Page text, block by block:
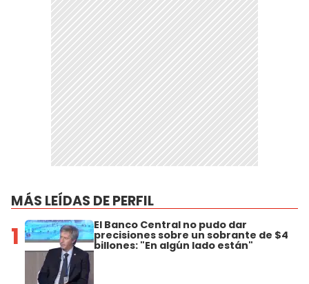
MÁS LEÍDAS DE PERFIL
1 El Banco Central no pudo dar
precisiones sobre un sobrante de $4
billones: "En algún lado están"